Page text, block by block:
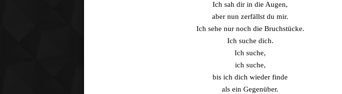
Ich sah dir in die Augen,
aber nun zerfällst du mir.
Ich sehe nur noch die Bruchstücke.
Ich suche dich.
Ich suche,
ich suche,
bis ich dich wieder finde
als ein Gegenüber.